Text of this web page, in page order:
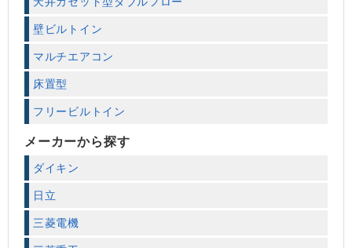
壁ビルトイン
マルチエアコン
床置型
フリービルトイン
メーカーから探す
ダイキン
日立
三菱電機